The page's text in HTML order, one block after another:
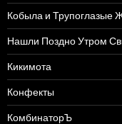
Кобыла и Трупоглазые
Нашли Поздно Утром
Кикимота
Конфекты
КомбинаторЪ